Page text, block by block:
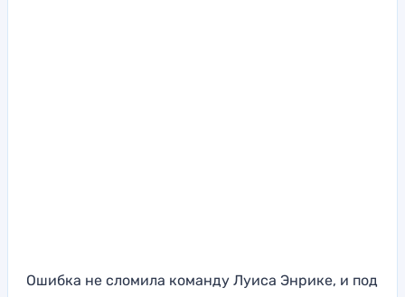
Ошибка не сломила команду Луиса Энрике, и под